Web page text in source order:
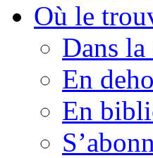
Où le
Dans
En
En